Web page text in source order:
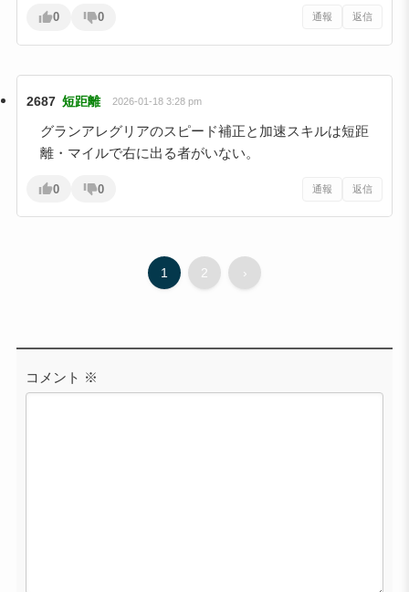
0 0 通報 返信
2687 短距離 2026-01-18 3:28 pm
グランアレグリアのスピード補正と加速スキルは短距
離・マイルで右に出る者がいない。
0 0 通報 返信
1 2 ›
コメント ※